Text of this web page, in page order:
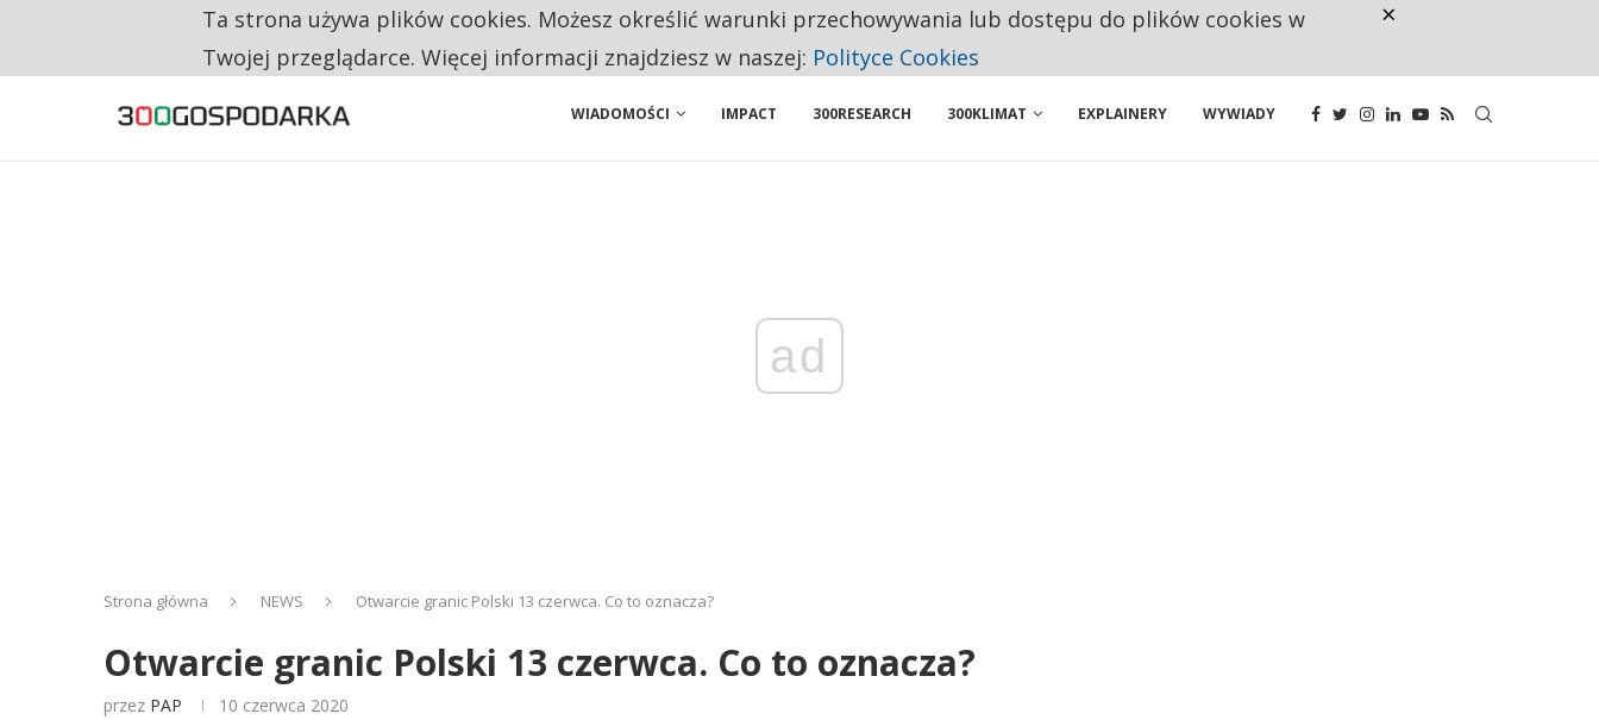
RESTRYKCJE CHIN UDERZAJĄ W EUROPEJSKI PRZEMYSŁ. NA LIŚCIE SĄ DWA PODMIOTY Z POLSKI
WIADOMOŚCI IMPACT 300RESEARCH 300KLIMAT EXPLAINERY WYWIADY
ad
Strona główna NEWS Otwarcie granic Polski 13 czerwca. Co to oznacza?
Otwarcie granic Polski 13 czerwca. Co to oznacza?
przez PAP 10 czerwca 2020
Ta strona używa plików cookies. Możesz określić warunki przechowywania lub dostępu do plików cookies w
Twojej przeglądarce. Więcej informacji znajdziesz w naszej: Polityce Cookies
×